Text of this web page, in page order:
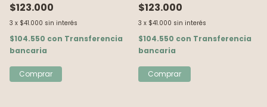
$123.000
3 x $41.000 sin interés
$104.550 con Transferencia
bancaria
$123.000
3 x $41.000 sin interés
$104.550 con Transferencia
bancaria